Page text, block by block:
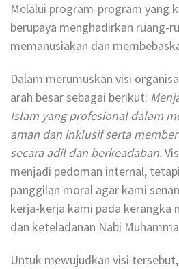
Melalui program-program yang
berupaya menghadirkan ruang-
memanusiakan dan
Dalam merumuskan visi
arah besar sebagai berikut:
Islam yang profesional dalam
aman dan inklusif serta
secara adil dan berkeadaban.
menjadi pedoman internal,
panggilan moral agar kami
kerja-kerja kami pada kerangka
dan keteladanan Nabi
Untuk mewujudkan visi